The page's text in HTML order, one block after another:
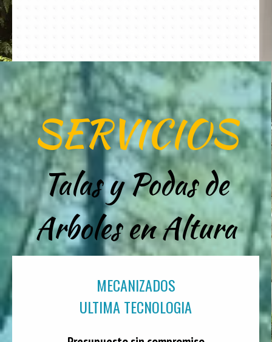
SERVICIOS
Talas y Podas de
Arboles en Altura
MECANIZADOS
ULTIMA TECNOLOGIA